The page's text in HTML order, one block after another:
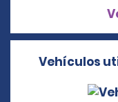
Vehículos